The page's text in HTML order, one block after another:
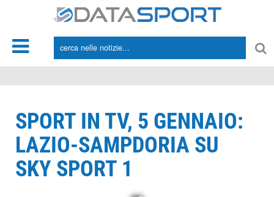
SPORT IN TV, 5 GENNAIO:
LAZIO-SAMPDORIA SU
SKY SPORT 1